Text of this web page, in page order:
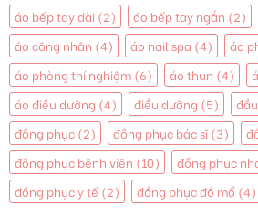
áo bếp tay dài (2) áo bếp tay ngắn (2)
áo công nhân (4) áo nail spa (4) áo
áo phòng thí nghiệm (6) áo thun (4)
áo điều dưỡng (4) điều dưỡng (5)
đồng phục (2) đồng phục bác sĩ(3)
đồng phục bệnh viện (10) đồng phục
đồng phục y tế (2) đồng phục đồ mổ (4)